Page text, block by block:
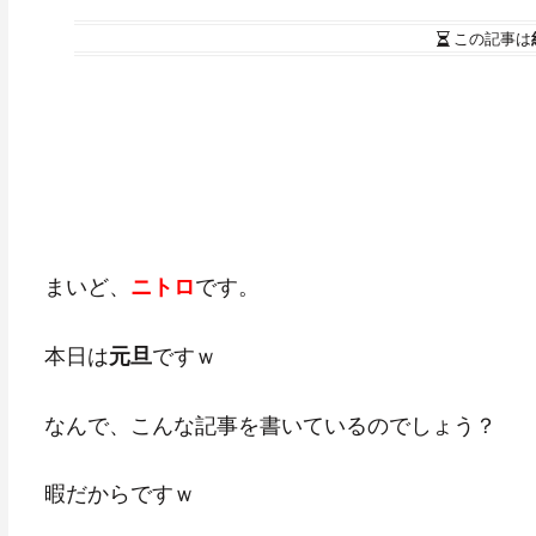
この記事は
まいど、 ニトロです。
本日は元旦ですｗ
なんで、こんな記事を書いているのでしょう？
暇だからですｗ